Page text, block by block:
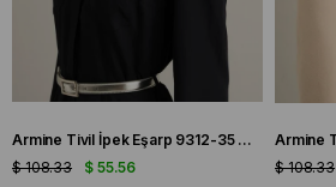
Armine Tivil İpek Eşarp 9312-35 Mavi Karışık Desen
$ 55.56
$ 108.33 $ 108.33